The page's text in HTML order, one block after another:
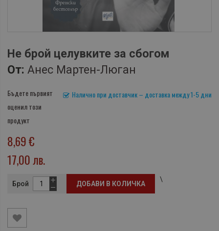
Не брой целувките за сбогом
От: Анес Мартен-Люган
Налично при доставчик – доставка между 1-5 дни
Бъдете първият
оценил този
продукт
8,69 €
17,00 лв.
Брой ДОБАВИ В КОЛИЧКА
\